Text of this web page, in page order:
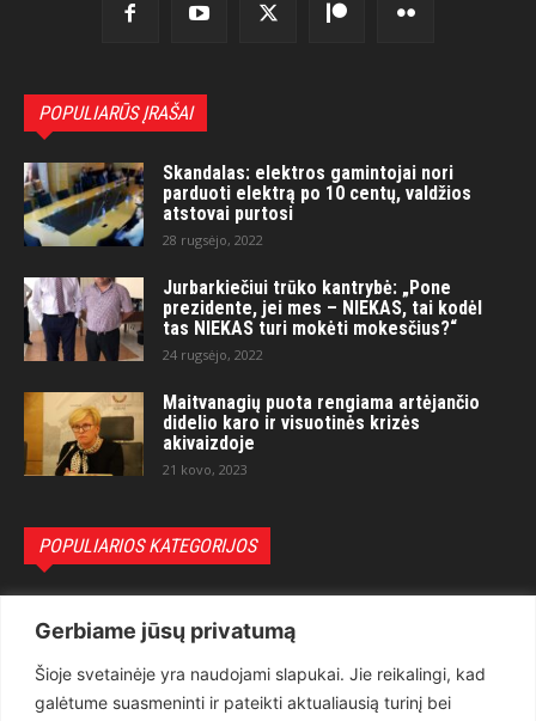
Gerbiame jūsų privatumą
Šioje svetainėje yra naudojami slapukai. Jie reikalingi, kad
galėtume suasmeninti ir pateikti aktualiausią turinį bei
POPULIARŪS ĮRAŠAI
Skandalas: elektros gamintojai nori
parduoti elektrą po 10 centų, valdžios
atstovai purtosi
28 rugsėjo, 2022
Jurbarkiečiui trūko kantrybė: „Pone
prezidente, jei mes – NIEKAS, tai kodėl
tas NIEKAS turi mokėti mokesčius?“
24 rugsėjo, 2022
Maitvanagių puota rengiama artėjančio
didelio karo ir visuotinės krizės
akivaizdoje
21 kovo, 2023
POPULIARIOS KATEGORIJOS
Teisėsauga
1497